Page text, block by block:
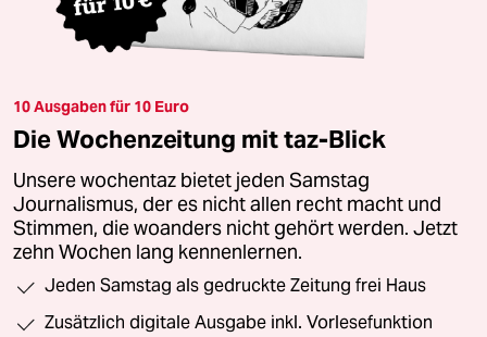
10 Ausgaben für 10 Euro
Die Wochenzeitung mit taz-Blick
Unsere wochentaz bietet jeden Samstag
Journalismus, der es nicht allen recht macht und
Stimmen, die woanders nicht gehört werden. Jetzt
zehn Wochen lang kennenlernen.
Jeden Samstag als gedruckte Zeitung frei Haus
Zusätzlich digitale Ausgabe inkl. Vorlesefunktion